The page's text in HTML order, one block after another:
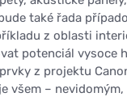
také řada
z oblasti
potenciál vysoce
z projektu
všem –